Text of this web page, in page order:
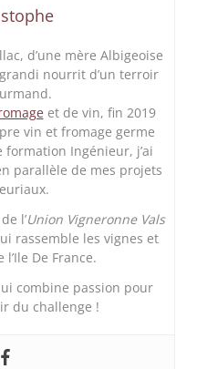
d’une mère Albigeoise
grandi nourrit d’un terroir
et de vin, fin 2019
vin et fromage germe
formation Ingénieur, j’ai
parallèle de mes projets
l’Union Vigneronne Vals
rassemble les vignes et
De France.
combine passion pour
du challenge !